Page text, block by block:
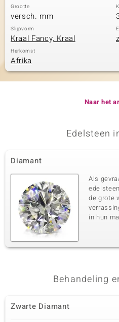
Grootte
versch. mm
Slijpvorm
Kraal Fancy, Kraal
Herkomst
Afrika
Naar het
Edelsteen
Diamant
Als
de grote
in hun
Behandeling
Zwarte Diamant